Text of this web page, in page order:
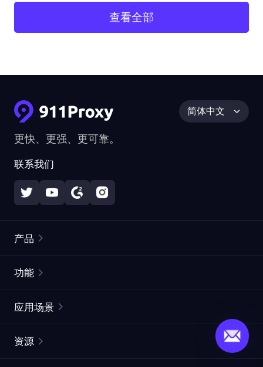
查看全部
更快、更强、更可靠。
联系我们
简体中文
产品
静态住宅代理
功能
ISP代理
应用场景
资源